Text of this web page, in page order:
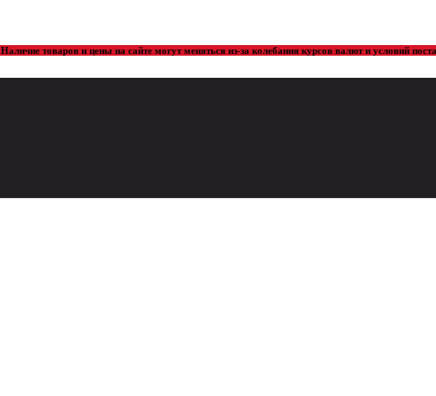
Наличие товаров и цены на сайте могут меняться из-за колебания курсов валют и условий